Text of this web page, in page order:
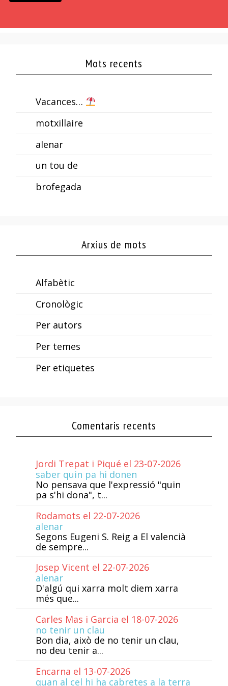
Mots recents
Vacances…
motxillaire
alenar
un tou de
brofegada
Arxius de mots
Alfabètic
Cronològic
Per autors
Per temes
Per etiquetes
Comentaris recents
Jordi Trepat i Piqué el 23-07-2026
saber quin pa hi donen
No pensava que l'expressió "quin
pa s'hi dona", t...
Rodamots el 22-07-2026
alenar
Segons Eugeni S. Reig a El valencià
de sempre...
Josep Vicent el 22-07-2026
alenar
D'algú qui xarra molt diem xarra
més que...
Carles Mas i Garcia el 18-07-2026
no tenir un clau
Bon dia, això de no tenir un clau,
no deu tenir a...
Encarna el 13-07-2026
quan al cel hi ha cabretes a la terra